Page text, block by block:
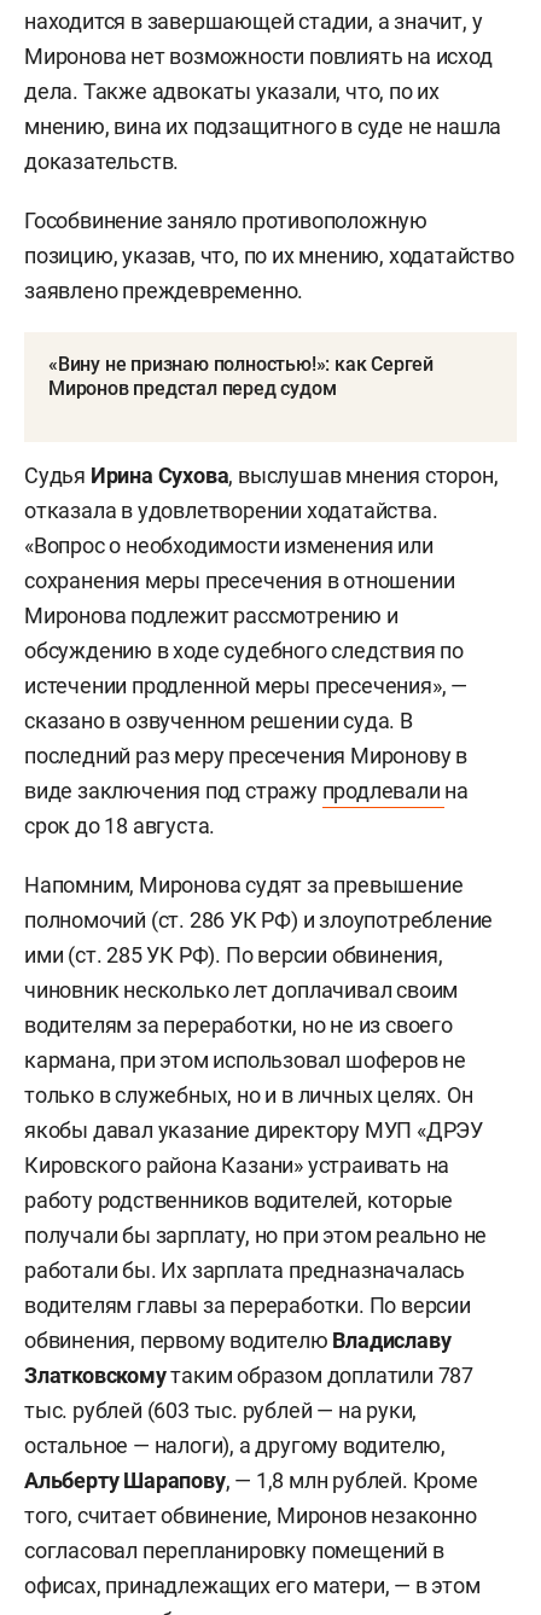
находится в завершающей стадии, а значит, у
Миронова нет возможности повлиять на исход
дела. Также адвокаты указали, что, по их
мнению, вина их подзащитного в суде не нашла
доказательств.
Гособвинение заняло противоположную
позицию, указав, что, по их мнению, ходатайство
заявлено преждевременно.
«Вину не признаю полностью!»: как Сергей
Миронов предстал перед судом
Судья Ирина Сухова, выслушав мнения сторон,
отказала в удовлетворении ходатайства.
«Вопрос о необходимости изменения или
сохранения меры пресечения в отношении
Миронова подлежит рассмотрению и
обсуждению в ходе судебного следствия по
истечении продленной меры пресечения», —
сказано в озвученном решении суда. В
последний раз меру пресечения Миронову в
виде заключения под стражу продлевали на
срок до 18 августа.
Напомним, Миронова судят за превышение
полномочий (ст. 286 УК РФ) и злоупотребление
ими (ст. 285 УК РФ). По версии обвинения,
чиновник несколько лет доплачивал своим
водителям за переработки, но не из своего
кармана, при этом использовал шоферов не
только в служебных, но и в личных целях. Он
якобы давал указание директору МУП «ДРЭУ
Кировского района Казани» устраивать на
работу родственников водителей, которые
получали бы зарплату, но при этом реально не
работали бы. Их зарплата предназначалась
водителям главы за переработки. По версии
обвинения, первому водителю Владиславу
Златковскомутаким образом доплатили 787
тыс. рублей (603 тыс. рублей — на руки,
остальное — налоги), а другому водителю,
Альберту Шарапову, — 1,8 млн рублей. Кроме
того, считает обвинение, Миронов незаконно
согласовал перепланировку помещений в
офисах, принадлежащих его матери, — в этом